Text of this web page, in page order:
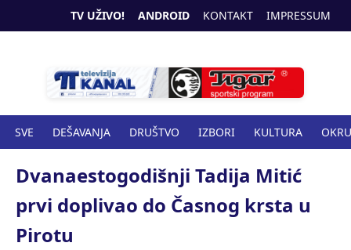
TV UŽIVO! ANDROID KONTAKT IMPRESSUM
SVE DEŠAVANJA DRUŠTVO IZBORI KULTURA
SPORT ZANIMLJIVOSTI ZDRAVSTVO
Dvanaestogodišnji Tadija Mitić
prvi doplivao do Časnog krsta u
Pirotu